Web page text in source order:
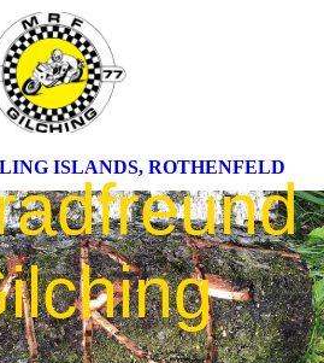
ISLANDS, ROTHENFELD